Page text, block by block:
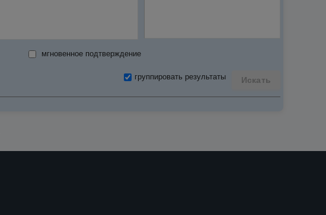
мгновенное подтверждение
Искать
группировать результаты